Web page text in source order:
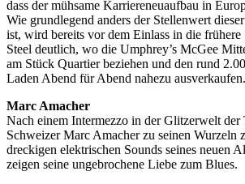
dass der mühsame Karriereneuaufbau in
Wie grundlegend anders der Stellenwert
ist, wird bereits vor dem Einlass in die
Steel deutlich, wo die Umphrey’s McGee
am Stück Quartier beziehen und den rund
Laden Abend für Abend nahezu ausverkaufen.
Marc Amacher
Nach einem Intermezzo in der Glitzerwelt der
Schweizer Marc Amacher zu seinen Wurzeln
dreckigen elektrischen Sounds seines neuen
zeigen seine ungebrochene Liebe zum Blues.